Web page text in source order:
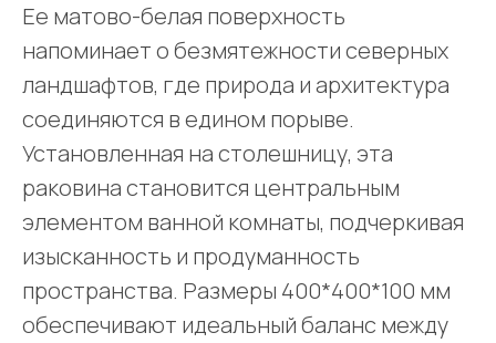
Ее матово-белая поверхность
напоминает о безмятежности северных
ландшафтов, где природа и архитектура
соединяются в едином порыве.
Установленная на столешницу, эта
раковина становится центральным
элементом ванной комнаты, подчеркивая
изысканность и продуманность
пространства. Размеры 400*400*100 мм
обеспечивают идеальный баланс между